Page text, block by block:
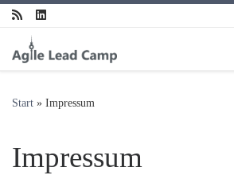
Zum Inhalt springen
Start » Impressum
Impressum